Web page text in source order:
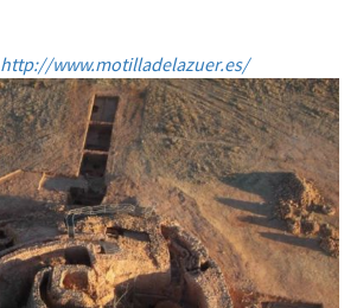
http://www.motilladelazuer.es/